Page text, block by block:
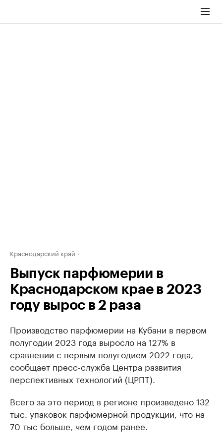
Краснодарский край
Выпуск парфюмерии в
Краснодарском крае в 2023
году вырос в 2 раза
Производство парфюмерии на Кубани в первом
полугодии 2023 года выросло на 127% в
сравнении с первым полугодием 2022 года,
сообщает пресс-служба Центра развития
перспективных технологий (ЦРПТ).
Всего за это период в регионе произведено 132
тыс. упаковок парфюмерной продукции, что на
70 тыс больше, чем годом ранее.